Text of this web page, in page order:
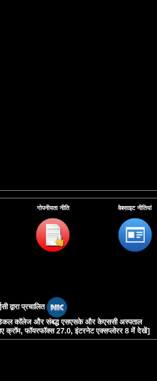
गोपनीयता नीति वेबसाइट नीतियां
द्वारा प्रचालित
मेडिकल कॉलेज और संबद्ध एसएसके और केएससी अस्पताल
क्रॉम, फॉयरफॉक्‍स 27.0, इंटरनेट एक्‍सप्‍लोरर 8 में देखें]